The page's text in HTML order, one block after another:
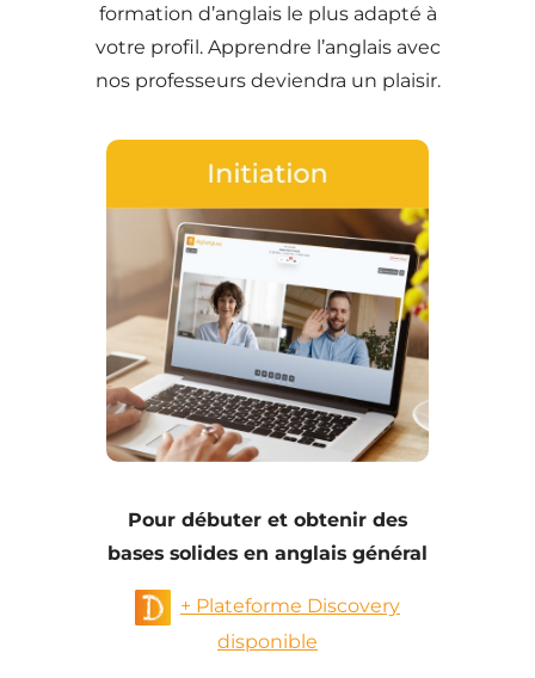
formation d’anglais le plus adapté à
votre profil. Apprendre l’anglais avec
nos professeurs deviendra un plaisir.
Pour débuter et obtenir des
bases solides en anglais général
+ Plateforme Discovery
disponible